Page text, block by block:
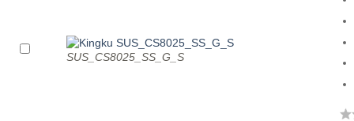
SUS_CS8025_SS_G_S